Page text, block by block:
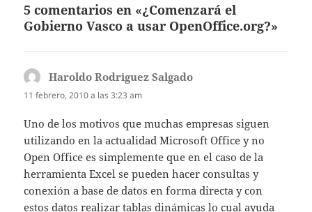
5 comentarios en «¿Comenzará el
Gobierno Vasco a usar OpenOffice.org?»
Haroldo Rodriguez Salgado
11 febrero, 2010 a las 3:23 am
Uno de los motivos que muchas empresas siguen
utilizando en la actualidad Microsoft Office y no
Open Office es simplemente que en el caso de la
herramienta Excel se pueden hacer consultas y
conexión a base de datos en forma directa y con
estos datos realizar tablas dinámicas lo cual ayuda